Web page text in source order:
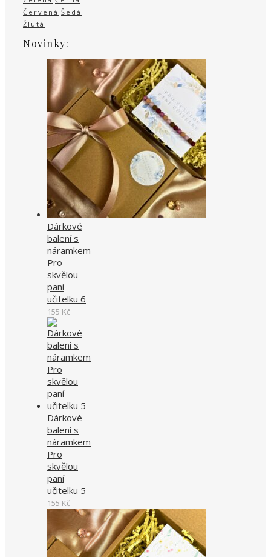
Červená Šedá
Žlutá
Novinky:
Dárkové
balení s
náramkem
Pro
skvělou
paní
učitelku 6
155 Kč
Dárkové
balení s
náramkem
Pro
skvělou
paní
učitelku 5
155 Kč